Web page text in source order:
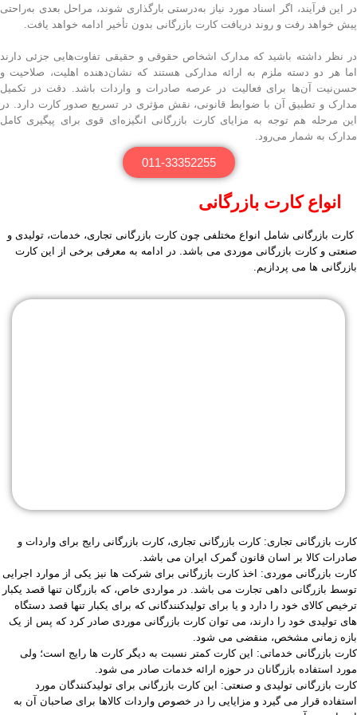
در این فرآیند، اگر اسناد مورد نیاز به‌درستی بارگذاری شوند، مراحل بعدی به‌راحتی
پیش خواهد رفت و روند دریافت کارت بازرگانی بدون تأخیر ادامه خواهد یافت.
در نظر داشته باشید که مدارک اشخاص حقوقی و حقیقی تفاوت‌هایی جزئی دارند
اما هر دو دسته ملزم به ارائه مدارکی هستند که نشان‌دهنده اهلیت، صلاحیت و
حسن‌نیت آن‌ها برای فعالیت در عرصه صادرات و واردات باشد. دقت در تکمیل
مدارک و تطبیق آن با ضوابط قانونی، نقش مؤثری در تسریع صدور کارت دارد. در
این مرحله هم توجه به مزایای کارت بازرگانی انگیزه‌ای قوی برای پیگیری کامل
مدارک به شمار می‌رود.
011-33352255
انواع کارت بازرگانی
کارت بازرگانی شامل انواع مختلفی چون کارت بازرگانی تجاری، خدمات، تولیدی و
صنعتی و کارت بازرگانی موردی می باشد. در ادامه به معرفی برخی از این کارت
بازرگانی ها می پردازیم.
کارت بازرگانی تجاری: کارت بازرگانی تجاری، کارت بازرگانی رایج برای واردات و
صادرات کالا بر اسان قانون گمرک ایران می باشد.
کارت بازرگانی موردی: اخذ کارت بازرگانی برای شرکت ها نیز یکی از موارد اجرایی
توسط بازرگانی داهی تجارت می باشد. در مواردی خاص، که بازرگان تنها قصد یکبار
ترخیص کالای خود را دارد و یا برای تولیدکنندگانی که برای یکبار تنها قصد دستگاه
های تولیدی خود را دارند، می توان کارت بازرگانی موردی صادر کرد که پس از یک
بازه زمانی مشخص، منقضی می شود.
کارت بازرگانی خدماتی: این کارت کمتر نسبت به دیگر کارت ها رایج است؛ ولی
مورد استفاده بازرگانان در حوزه ارائه خدمات صادر می شود.
کارت بازرگانی تولیدی و صنعتی: این کارت بازرگانی برای تولیدکنندگان مورد
استفاده قرار می گیرد و مزایایی را در خصوص واردات کالاها برای صاحبان آن به